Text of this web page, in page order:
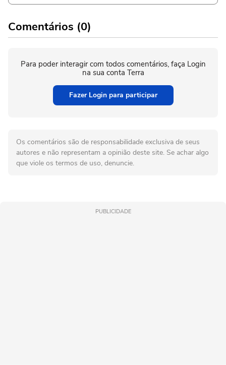
Comentários (0)
Para poder interagir com todos comentários, faça Login
na sua conta Terra
Fazer Login para participar
Os comentários são de responsabilidade exclusiva de seus
autores e não representam a opinião deste site. Se achar algo
que viole os termos de uso, denuncie.
PUBLICIDADE